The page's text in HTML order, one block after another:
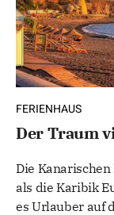
FERIENHAUS
Der Traum
Die
als die Karibik
es Urlauber auf